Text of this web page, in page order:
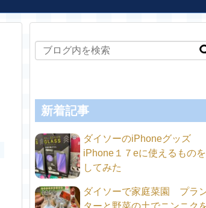
新着記事
ダイソーのiPhoneグッズ
iPhone１７eに使えるもの
してみた
ダイソーで家庭菜園 プラ
ターと野菜の土でニンニク